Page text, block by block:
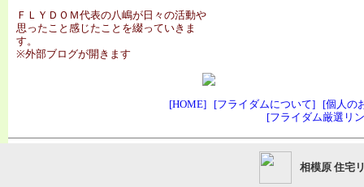
ＦＬＹＤＯＭ代表の八嶋が日々の活動や
思ったこと感じたことを綴っていきま
す。
※外部ブログが開きます
[HOME] [フライダムについて]
[個人の
[フライダム厳選リ
相模原 住宅